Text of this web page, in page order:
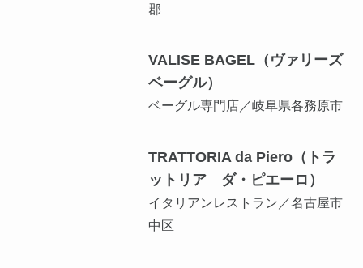
郡
VALISE BAGEL（ヴァリーズ
ベーグル）
ベーグル専門店／岐阜県各務原市
TRATTORIA da Piero（トラ
ットリア ダ・ピエーロ）
イタリアンレストラン／名古屋市
中区